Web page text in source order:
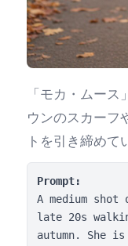
「モカ・ムー
ウンのスカーフ
トを引き締めて
Prompt:
A medium shot
late 20s
autumn. She